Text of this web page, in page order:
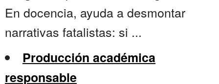
En docencia, ayuda a desmontar
narrativas fatalistas: si ...
Producción académica
responsable